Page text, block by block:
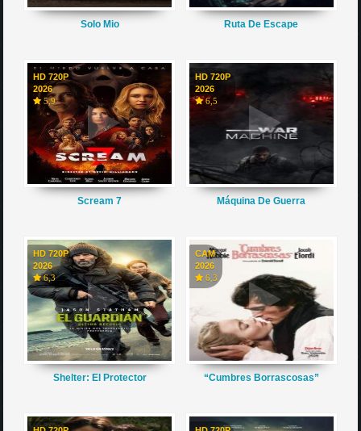
Solo Mio Ruta De Escape
HD 720P
2026
5,9
Scream 7
HD 720P
2026
6,5
Máquina De Guerra
HD 720P
2026
6,3
Shelter: El Protector
CAM
2026
6,3
“Cumbres Borrascosas”